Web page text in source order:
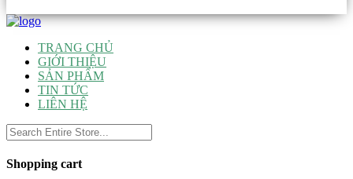
TRANG CHỦ
GIỚI THIỆU
SẢN PHẨM
TIN TỨC
LIÊN HỆ
Shopping cart